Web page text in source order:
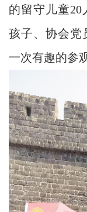
的留守儿童20
孩子、协会党
一次有趣的参